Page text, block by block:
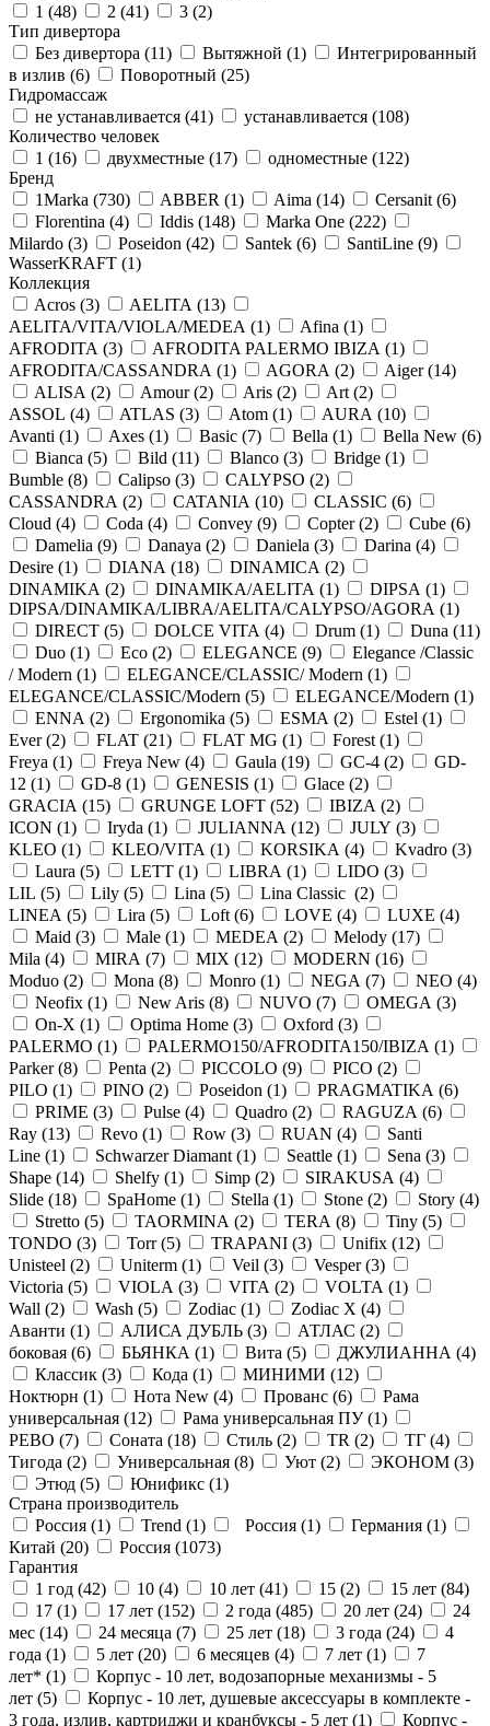
1 (48) 2 (41) 3 (2)
Тип дивертора
Без дивертора (11) Вытяжной (1)
Интегрированный
в излив (6) Поворотный (25)
Гидромассаж
не устанавливается (41) устанавливается (108)
Количество человек
1 (16) двухместные (17) одноместные (122)
Бренд
1Marka (730) ABBER (1) Aima (14) Cersanit (6)
Florentina (4) Iddis (148) Marka One (222)
Milardo (3) Poseidon (42) Santek (6) SantiLine (9)
WasserKRAFT (1)
Коллекция
Acros (3) AELITA (13)
AELITA/VITA/VIOLA/MEDEA (1) Afina (1)
AFRODITA (3) AFRODITA PALERMO IBIZA (1)
AFRODITA/CASSANDRA (1) AGORA (2) Aiger (14)
ALISA (2) Amour (2) Aris (2) Art (2)
ASSOL (4) ATLAS (3) Atom (1) AURA (10)
Avanti (1) Axes (1) Basic (7) Bella (1) Bella New (6)
Bianca (5) Bild (11) Blanco (3) Bridge (1)
Bumble (8) Calipso (3) CALYPSO (2)
CASSANDRA (2) CATANIA (10) CLASSIC (6)
Cloud (4) Coda (4) Convey (9) Copter (2) Cube (6)
Damelia (9) Danaya (2) Daniela (3) Darina (4)
Desire (1) DIANA (18) DINAMICA (2)
DINAMIKA (2) DINAMIKA/AELITA (1) DIPSA (1)
DIPSA/DINAMIKA/LIBRA/AELITA/CALYPSO/AGORA (1)
DIRECT (5) DOLCE VITA (4) Drum (1) Duna (11)
Duo (1) Eco (2) ELEGANCE (9)
Elegance /Classic
/ Modern (1) ELEGANCE/CLASSIC/ Modern (1)
ELEGANCE/CLASSIC/Modern (5) ELEGANCE/Modern (1)
ENNA (2) Ergonomika (5) ESMA (2) Estel (1)
Ever (2) FLAT (21) FLAT MG (1) Forest (1)
Freya (1) Freya New (4) Gaula (19) GC-4 (2)
GD-
12 (1) GD-8 (1) GENESIS (1) Glace (2)
GRACIA (15) GRUNGE LOFT (52) IBIZA (2)
ICON (1) Iryda (1) JULIANNA (12) JULY (3)
KLEO (1) KLEO/VITA (1) KORSIKA (4) Kvadro (3)
Laura (5) LETT (1) LIBRA (1) LIDO (3)
LIL (5) Lily (5) Lina (5) Lina Classic (2)
LINEA (5) Lira (5) Loft (6) LOVE (4) LUXE (4)
Maid (3) Male (1) MEDEA (2) Melody (17)
Mila (4) MIRA (7) MIX (12) MODERN (16)
Moduo (2) Mona (8) Monro (1) NEGA (7) NEO (4)
Neofix (1) New Aris (8) NUVO (7) OMEGA (3)
On-X (1) Optima Home (3) Oxford (3)
PALERMO (1) PALERMO150/AFRODITA150/IBIZA (1)
Parker (8) Penta (2) PICCOLO (9) PICO (2)
PILO (1) PINO (2) Poseidon (1) PRAGMATIKA (6)
PRIME (3) Pulse (4) Quadro (2) RAGUZA (6)
Ray (13) Revo (1) Row (3) RUAN (4)
Santi
Line (1) Schwarzer Diamant (1) Seattle (1) Sena (3)
Shape (14) Shelfy (1) Simp (2) SIRAKUSA (4)
Slide (18) SpaHome (1) Stella (1) Stone (2) Story (4)
Stretto (5) TAORMINA (2) TERA (8) Tiny (5)
TONDO (3) Torr (5) TRAPANI (3) Unifix (12)
Unisteel (2) Uniterm (1) Veil (3) Vesper (3)
Victoria (5) VIOLA (3) VITA (2) VOLTA (1)
Wall (2) Wash (5) Zodiac (1) Zodiac X (4)
Аванти (1) АЛИСА ДУБЛЬ (3) АТЛАС (2)
боковая (6) БЬЯНКА (1) Вита (5) ДЖУЛИАННА (4)
Классик (3) Кода (1) МИНИМИ (12)
Ноктюрн (1) Нота New (4) Прованс (6)
Рама
универсальная (12) Рама универсальная ПУ (1)
РЕВО (7) Соната (18) Стиль (2) ТR (2) ТГ (4)
Тигода (2) Универсальная (8) Уют (2) ЭКОНОМ (3)
Этюд (5) Юнификс (1)
Страна производитель
Россия (1) Trend (1) Россия (1) Германия (1)
Китай (20) Россия (1073)
Гарантия
1 год (42) 10 (4) 10 лет (41) 15 (2) 15 лет (84)
17 (1) 17 лет (152) 2 года (485) 20 лет (24)
24
мес (14) 24 месяца (7) 25 лет (18) 3 года (24)
4
года (1) 5 лет (20) 6 месяцев (4) 7 лет (1)
7
лет* (1)
Корпус - 10 лет, водозапорные механизмы - 5
лет (5)
Корпус - 10 лет, душевые аксессуары в комплекте -
3 года, излив, картриджи и кранбуксы - 5 лет (1) Корпус -